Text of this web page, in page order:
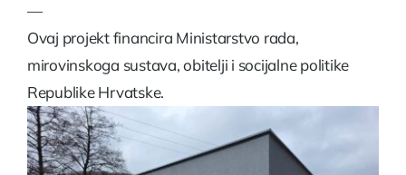
—
Ovaj projekt financira Ministarstvo rada,
mirovinskoga sustava, obitelji i socijalne politike
Republike Hrvatske.